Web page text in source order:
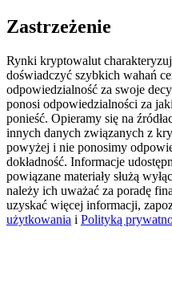
Share 500000 CASHCAT
Exclusive for BitMart
Register & Trade to Win
Precious Metals Trading
Trade Gold & Silver ·
Zastrzeżenie
Rynki kryptowalut
doświadczyć szybkich wahań
odpowiedzialność za swoje
ponosi odpowiedzialności za
ponieść. Opieramy się na
innych danych związanych z
powyżej i nie ponosimy
dokładność. Informacje
powiązane materiały służą
należy ich uważać za poradę
uzyskać więcej informacji,
użytkowania i Polityką